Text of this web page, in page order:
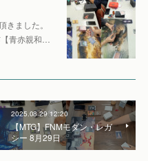
ました。
青赤親和…
2025.08.29 12:20
【MTG】FNMモダン・レガ
シー 8月29日